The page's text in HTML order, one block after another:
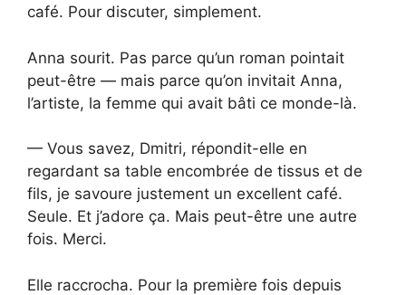
café. Pour discuter, simplement.
Anna sourit. Pas parce qu’un roman pointait
peut-être — mais parce qu’on invitait Anna,
l’artiste, la femme qui avait bâti ce monde-là.
— Vous savez, Dmitri, répondit-elle en
regardant sa table encombrée de tissus et de
fils, je savoure justement un excellent café.
Seule. Et j’adore ça. Mais peut-être une autre
fois. Merci.
Elle raccrocha. Pour la première fois depuis